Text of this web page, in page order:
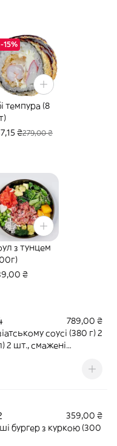
-15%
темпура (8
₴279,00 ₴
з тунцем
₴
789,00 ₴
соусі (380 г) 2
2 шт., смажені
359,00 ₴
бургер з куркою (300